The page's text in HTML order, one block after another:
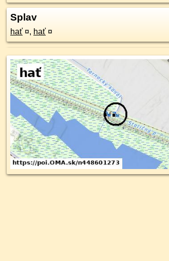
Splav
hať ¤, hať ¤